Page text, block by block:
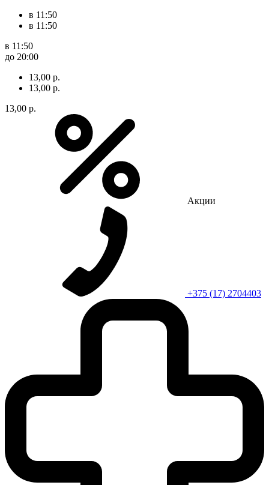
в 11:50
в 11:50
в 11:50
до 20:00
13,00 р.
13,00 р.
13,00 р.
Акции
+375 (17) 2704403